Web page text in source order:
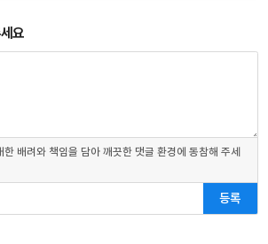
요
배려와 책임을 담아 깨끗한 댓글 환경에 동참해 주세
등록